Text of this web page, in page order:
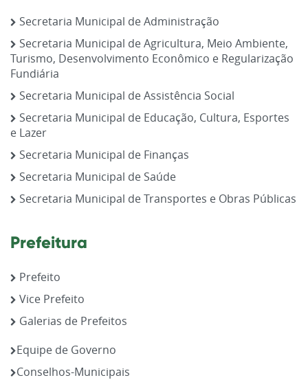
Secretaria Municipal de Administração
Secretaria Municipal de Agricultura, Meio Ambiente,
Turismo, Desenvolvimento Econômico e Regularização
Fundiária
Secretaria Municipal de Assistência Social
Secretaria Municipal de Educação, Cultura, Esportes
e Lazer
Secretaria Municipal de Finanças
Secretaria Municipal de Saúde
Secretaria Municipal de Transportes e Obras Públicas
Prefeitura
Prefeito
Vice Prefeito
Galerias de Prefeitos
Equipe de Governo
Conselhos-Municipais